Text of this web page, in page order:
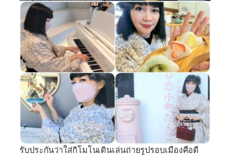
รับประกันว่าใส่กิโมโนเดินเล่นถ่ายรูปรอบเมืองคือดี